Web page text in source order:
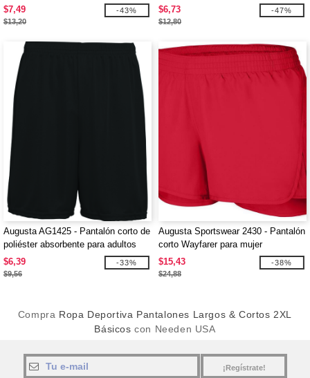
$7,49
$13,20
-43%
$6,73
$12,80
-47%
Augusta AG1425 - Pantalón corto de
poliéster absorbente para adultos
$6,39
$9,56
-33%
Augusta Sportswear 2430 - Pantalón
corto Wayfarer para mujer
$15,43
$24,88
-38%
Compra Ropa Deportiva Pantalones Largos & Cortos 2XL
Básicos con Needen USA
¡Regístrate!